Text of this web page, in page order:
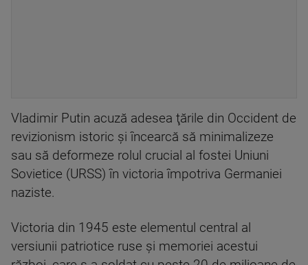
Vladimir Putin acuză adesea ţările din Occident de
revizionism istoric şi încearcă să minimalizeze
sau să deformeze rolul crucial al fostei Uniuni
Sovietice (URSS) în victoria împotriva Germaniei
naziste.
Victoria din 1945 este elementul central al
versiunii patriotice ruse şi memoriei acestui